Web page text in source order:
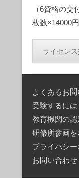
（6資格の
枚数×14000
よくあるお
受験するには
教育機関の
研修所参画
プライバシ
お問い合わせ